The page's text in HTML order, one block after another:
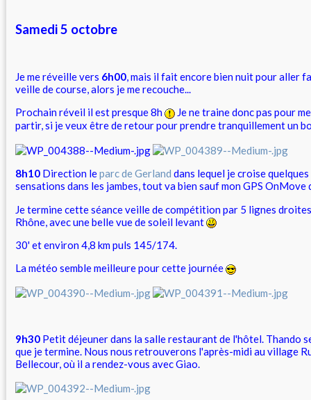
Samedi 5 octobre
Je me réveille vers 6h00, mais il fait encore bien nuit pour aller
veille de course, alors je me recouche...
Prochain réveil il est presque 8h
Je ne traine donc pas pour
partir, si je veux être de retour pour prendre tranquillement un
8h10 Direction leparc de Gerland dans lequel je croise
sensations dans les jambes, tout va bien sauf mon GPS
Je termine cette séance veille de compétition par 5 lignes
Rhône, avec une belle vue de soleil levant
30' et environ 4,8 km puls 145/174.
La météo semble meilleure pour cette journée
9h30 Petit déjeuner dans la salle restaurant de l'hôtel. Thando
que je termine. Nous nous retrouverons l'après-midi au village
Bellecour, où il a rendez-vous avec Giao.